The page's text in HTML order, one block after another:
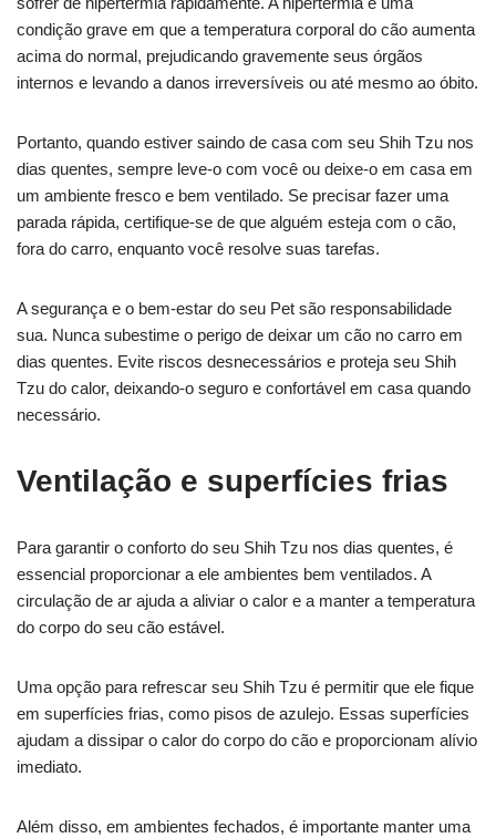
condição grave em que a temperatura corporal do cão aumenta
acima do normal, prejudicando gravemente seus órgãos
internos e levando a danos irreversíveis ou até mesmo ao óbito.
Portanto, quando estiver saindo de casa com seu Shih Tzu nos
dias quentes, sempre leve-o com você ou deixe-o em casa em
um ambiente fresco e bem ventilado. Se precisar fazer uma
parada rápida, certifique-se de que alguém esteja com o cão,
fora do carro, enquanto você resolve suas tarefas.
A segurança e o bem-estar do seu Pet são responsabilidade
sua. Nunca subestime o perigo de deixar um cão no carro em
dias quentes. Evite riscos desnecessários e proteja seu Shih
Tzu do calor, deixando-o seguro e confortável em casa quando
necessário.
Ventilação e superfícies frias
Para garantir o conforto do seu Shih Tzu nos dias quentes, é
essencial proporcionar a ele ambientes bem ventilados. A
circulação de ar ajuda a aliviar o calor e a manter a temperatura
do corpo do seu cão estável.
Uma opção para refrescar seu Shih Tzu é permitir que ele fique
em superfícies frias, como pisos de azulejo. Essas superfícies
ajudam a dissipar o calor do corpo do cão e proporcionam alívio
imediato.
Além disso, em ambientes fechados, é importante manter uma